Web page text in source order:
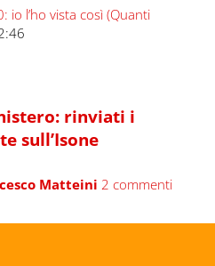
io l’ho vista così (Quanti
rinviati i
sull’Isone
Matteini 2 commenti